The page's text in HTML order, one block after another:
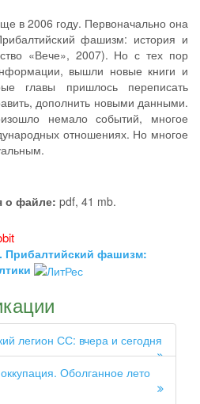
в 2006 году. Первоначально она
фашизм: история и
«Вече», 2007). Но с тех пор
вышли новые книги и
главы пришлось переписать
дополнить новыми данными.
немало событий, многое
отношениях. Но многое
о файле: pdf, 41 mb.
фашизм:
легион СС: вчера и сегодня
Оболганное лето